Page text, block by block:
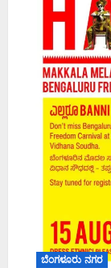
ಬೆಂಗಳೂರು ನಗರ